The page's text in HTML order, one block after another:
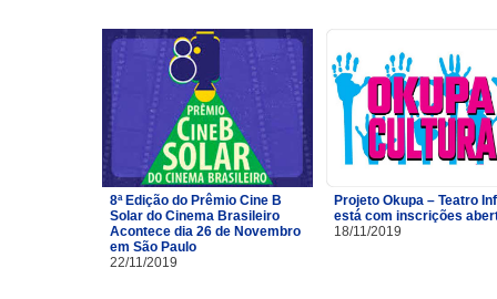
8ª Edição do Prêmio Cine B
Solar do Cinema Brasileiro
Acontece dia 26 de Novembro
em São Paulo
22/11/2019
Projeto Okupa – Teatro
está com inscrições
18/11/2019